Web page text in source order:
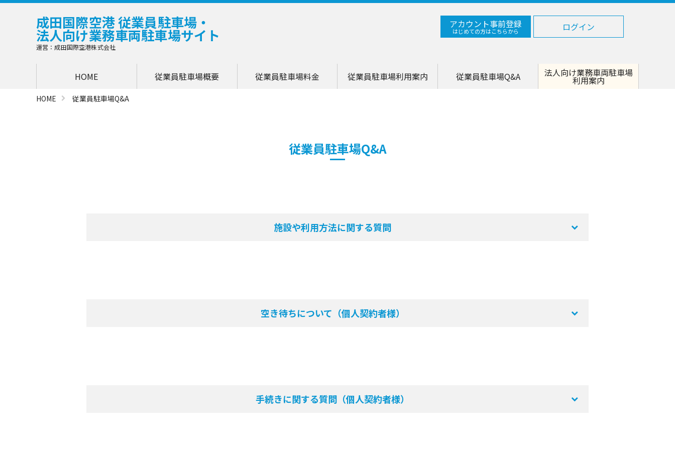
成田国際空港 従業員駐車場・
法人向け業務車両駐車場サイト
運営：成田国際空港株式会社
アカウント事前登録
はじめての方はこちらから ログイン
HOME 従業員駐車場概要 従業員駐車場料金 従業員駐車場利用案内 従業員駐車場Q&A 法人向け業務車両駐車場
利用案内
HOME 従業員駐車場Q&A
従業員駐車場Q&A
施設や利用方法に関する質問
空き待ちについて（個人契約者様）
手続きに関する質問（個人契約者様）